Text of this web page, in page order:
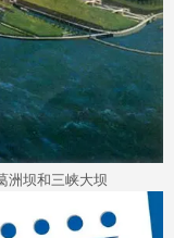
洲坝和三峡大坝